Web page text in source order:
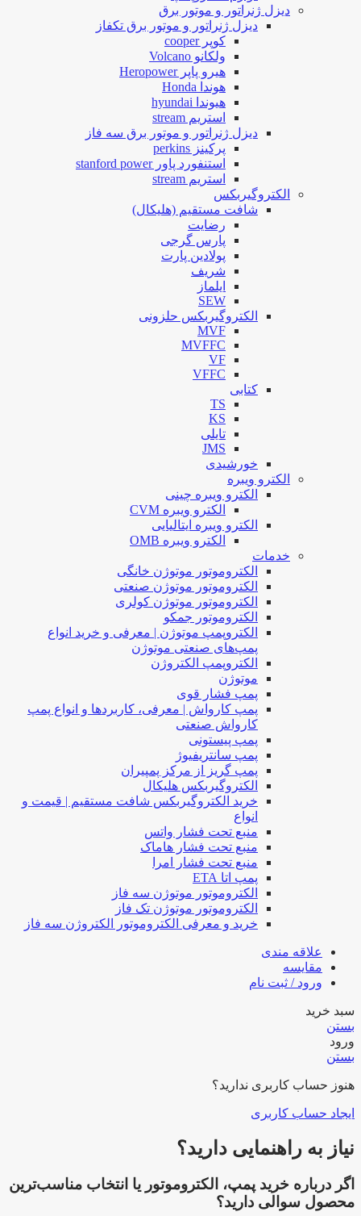
دیزل ژنراتور و موتور برق
دیزل ژنراتور و موتور برق تکفاز
کوپر cooper
ولکانو Volcano
هیرو پاپر Heropower
هوندا Honda
هیوندا hyundai
استریم stream
دیزل ژنراتور و موتور برق سه فاز
پرکینز perkins
استنفورد پاور stanford power
استریم stream
الکتروگیربکس
شافت مستقیم (هلیکال)
رضایت
پارس گرجی
پولادین پارت
شریف
ایلماز
SEW
الکتروگیربکس حلزونی
MVF
MVFFC
VF
VFFC
کتابی
TS
KS
تایلی
JMS
خورشیدی
الکترو ویبره
الکترو ویبره چینی
الکترو ویبره CVM
الکترو ویبره ایتالیایی
الکترو ویبره OMB
خدمات
الکتروموتور موتوژن خانگی
الکتروموتور موتوژن صنعتی
الکتروموتور موتوژن کولری
الکتروموتور جمکو
الکتروپمپ موتوژن | معرفی و خرید انواع
پمپ‌های صنعتی موتوژن
الکتروپمپ الکتروژن
موتوژن
پمپ فشار قوی
پمپ کارواش | معرفی، کاربردها و انواع پمپ
کارواش صنعتی
پمپ پیستونی
پمپ سانتریفیوژ
پمپ گریز از مرکز پمپیران
الکتروگیربکس هلیکال
خرید الکتروگیربکس شافت مستقیم | قیمت و
انواع
منبع تحت فشار واتس
منبع تحت فشار هاماک
منبع تحت فشار امرا
پمپ اتا ETA
الکتروموتور موتوژن سه فاز
الکتروموتور موتوژن تک فاز
خرید و معرفی الکتروموتور الکتروژن سه فاز
علاقه مندی
مقایسه
ورود / ثبت نام
سبد خرید
بستن
ورود
بستن
هنوز حساب کاربری ندارید؟
ایجاد حساب کاربری
نیاز به راهنمایی دارید؟
اگر درباره خرید پمپ، الکتروموتور یا انتخاب مناسب‌ترین
محصول سوالی دارید؟